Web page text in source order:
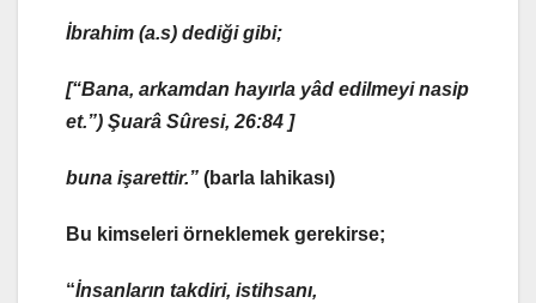
İbrahim (a.s) dediği gibi;
[“Bana, arkamdan hayırla yâd edilmeyi nasip
et.”) Şuarâ Sûresi, 26:84 ]
buna işarettir.” (barla lahikası)
Bu kimseleri örneklemek gerekirse;
“İnsanların takdiri, istihsanı,